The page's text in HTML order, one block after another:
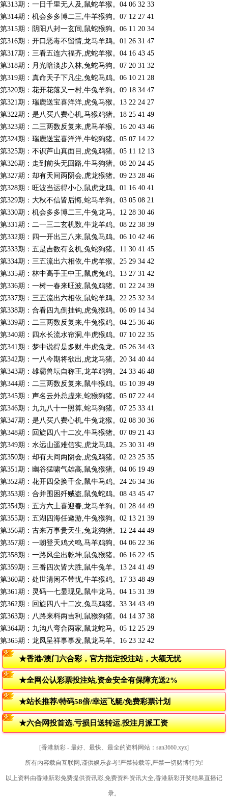
第313期：一日千里无人及,鼠蛇羊猴。04 06 32 33
第314期：机会多多博二三,牛羊猴狗。07 12 27 41
第315期：阴阳八封一玄间,鼠蛇猴狗。06 11 20 34
第316期：开口恶毒不留情,龙马羊鸡。01 26 31 47
第317期：三看五连六福齐,虎蛇羊猴。04 16 43 45
第318期：月光暗淡步入林,兔蛇马狗。07 20 31 32
第319期：真命天子下凡尘,兔蛇马鸡。06 10 21 28
第320期：花开花落又一村,牛兔羊狗。09 18 34 47
第321期：瑞鹿送宝喜洋洋,虎兔马猴。13 22 24 27
第322期：是八买八费心机,马猴鸡猪。18 25 41 49
第323期：二三两数反复来,虎马羊猴。16 20 43 46
第324期：瑞鹿送宝喜洋洋,牛蛇狗猪。05 07 14 22
第325期：不识芦山真面目,虎兔鸡猪。05 11 12 13
第326期：走到前头无回路,牛马狗猪。08 20 24 45
第327期：却有天间两阴会,虎龙猴猪。09 23 28 46
第328期：旺波当运得小心,鼠虎龙鸡。01 16 40 41
第329期：大秋不信皆后悔,蛇马羊狗。03 05 08 21
第330期：机会多多博二三,牛兔龙马。12 28 30 46
第331期：二一三二玄机数,牛龙羊鸡。08 22 38 39
第332期：四一开出三八来,鼠兔马鸡。06 10 42 46
第333期：五是吉数有玄机,兔蛇狗猪。11 30 41 45
第334期：三五流出六相依,牛虎羊猴。25 29 34 42
第335期：林中高手王中王,鼠虎兔鸡。13 27 31 42
第336期：一树一春来旺波,鼠兔鸡猪。01 22 24 39
第337期：三五流出六相依,鼠蛇羊鸡。22 25 32 34
第338期：合看四九倒挂钩,虎兔猴鸡。06 09 14 34
第339期：二三两数反复来,牛兔猴鸡。04 25 36 46
第340期：四水长流水帘洞,牛虎猴鸡。07 10 22 35
第341期：梦中说得是多财,牛虎兔龙。05 26 34 43
第342期：一八今期将欲出,虎龙马猪。20 34 40 44
第343期：雄霸兽坛自称王,龙羊鸡狗。24 33 46 48
第344期：二三两数反复来,鼠牛猴鸡。05 10 39 49
第345期：声名云外总虚来,蛇猴狗猪。05 07 22 44
第346期：九九八十一照算,蛇马狗猪。07 25 33 41
第347期：是八买八费心机,牛兔龙猴。02 08 30 36
第348期：回旋四八十二次,牛马猴猪。07 09 21 43
第349期：水远山遥难信实,虎龙马鸡。25 30 31 49
第350期：却有天间两阴会,虎兔鸡猪。02 23 25 35
第351期：幽谷猛啸气雄高,鼠兔猴猪。04 06 19 49
第352期：花开四朵换千金,鼠牛马鸡。24 26 34 36
第353期：合并围困歼贼盗,鼠兔蛇鸡。08 43 45 47
第354期：五方六土喜迎春,龙马羊狗。01 28 44 49
第355期：五湖四海任遨游,牛兔猴狗。02 13 21 39
第356期：古来万事贵天生,兔龙狗猪。12 24 44 49
第357期：一朝登天鸡犬鸣,马羊鸡狗。04 06 22 36
第358期：一路风尘出乾坤,鼠兔猴猪。06 16 22 45
第359期：三番四次皆大胜,鼠牛兔羊。13 24 41 49
第360期：处世清闲不带忧,牛羊猴鸡。17 33 48 49
第361期：灵码一七显现见,鼠牛龙马。04 15 31 39
第362期：回旋四八十二次,兔马鸡猪。33 34 43 49
第363期：八路来料两吉利,鼠猴狗猪。04 14 37 38
第364期：九沟八弯合两家,鼠龙蛇马。05 12 25 29
第365期：龙凤呈祥事事发,鼠龙马羊。16 23 32 42
★香港/澳门六合彩，官方指定投注站，大额无忧
★全网公认彩票投注站,资金安全有保障充送2%
★站长推荐/特码58倍/幸运飞艇/免费彩票计划
★六合网投首选.亏损日送转运.投注月派工资
[香港新彩 - 最好、最快、最全的资料网站：san3660.xyz]
所有内容载自互联网,谨供娱乐参考!严禁转载等,严禁一切赌博行为!
以上资料由香港新彩免费提供资讯彩,免费资料资讯大全,香港新彩开奖结果直播记
录。